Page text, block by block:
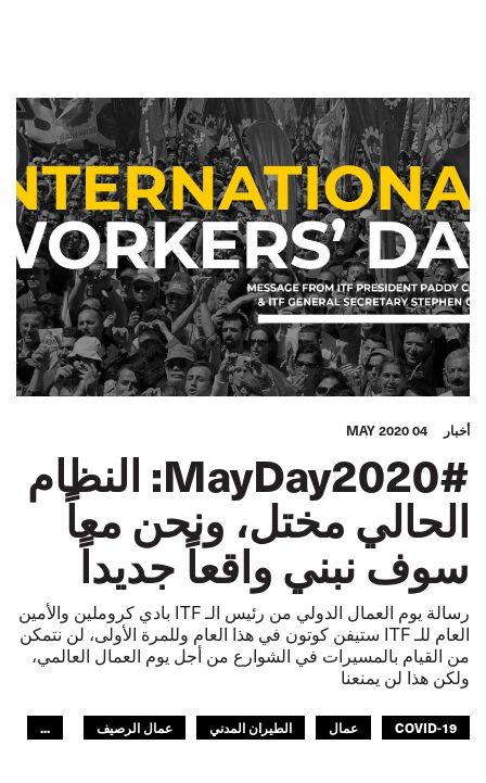
أخبار 04 MAY 2020
#MayDay2020: النظام
الحالي مختل، ونحن معاً
سوف نبني واقعاً جديداً
رسالة يوم العمال الدولي من رئيس الـ ITF بادي كروملين والأمين
العام للـ ITF ستيفن كوتون في هذا العام وللمرة الأولى، لن نتمكن
من القيام بالمسيرات في الشوارع من أجل يوم العمال العالمي،
ولكن هذا لن يمنعنا
COVID-19 عمال الطيران المدني
عمال الرصيف
...